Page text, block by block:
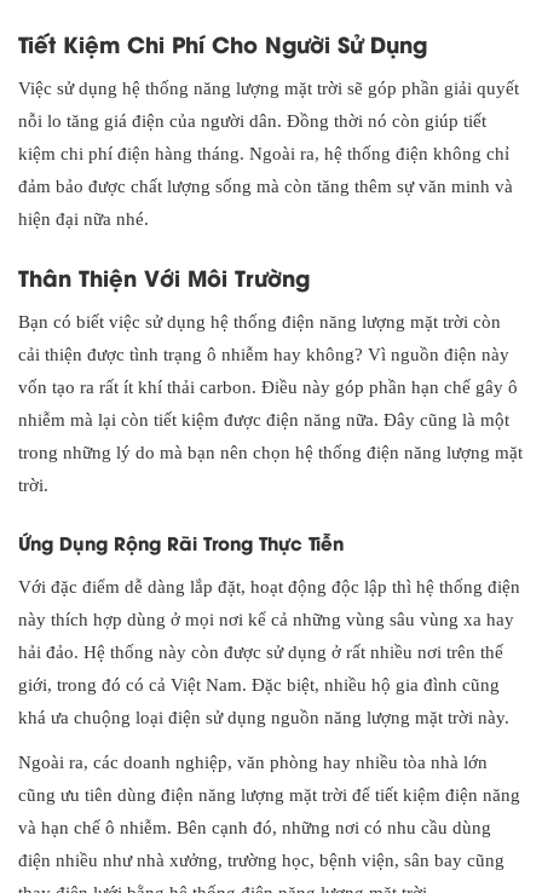
Tiết Kiệm Chi Phí Cho Người Sử Dụng
Việc sử dụng hệ thống năng lượng mặt trời sẽ góp phần giải quyết
nỗi lo tăng giá điện của người dân. Đồng thời nó còn giúp tiết
kiệm chi phí điện hàng tháng. Ngoài ra, hệ thống điện không chỉ
đảm bảo được chất lượng sống mà còn tăng thêm sự văn minh và
hiện đại nữa nhé.
Thân Thiện Với Môi Trường
Bạn có biết việc sử dụng hệ thống điện năng lượng mặt trời còn
cải thiện được tình trạng ô nhiễm hay không? Vì nguồn điện này
vốn tạo ra rất ít khí thải carbon. Điều này góp phần hạn chế gây ô
nhiễm mà lại còn tiết kiệm được điện năng nữa. Đây cũng là một
trong những lý do mà bạn nên chọn hệ thống điện năng lượng mặt
trời.
Ứng Dụng Rộng Rãi Trong Thực Tiễn
Với đặc điểm dễ dàng lắp đặt, hoạt động độc lập thì hệ thống điện
này thích hợp dùng ở mọi nơi kể cả những vùng sâu vùng xa hay
hải đảo. Hệ thống này còn được sử dụng ở rất nhiều nơi trên thế
giới, trong đó có cả Việt Nam. Đặc biệt, nhiều hộ gia đình cũng
khá ưa chuộng loại điện sử dụng nguồn năng lượng mặt trời này.
Ngoài ra, các doanh nghiệp, văn phòng hay nhiều tòa nhà lớn
cũng ưu tiên dùng điện năng lượng mặt trời để tiết kiệm điện năng
và hạn chế ô nhiễm. Bên cạnh đó, những nơi có nhu cầu dùng
điện nhiều như nhà xưởng, trường học, bệnh viện, sân bay cũng